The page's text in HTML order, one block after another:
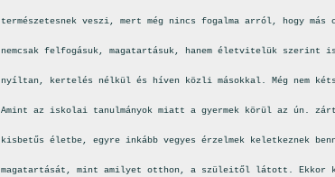
természetesnek veszi, mert még nincs fogalma arról, hogy
nemcsak felfogásuk, magatartásuk, hanem életvitelük szerint
nyíltan, kertelés nélkül és híven közli másokkal. Még nem
Amint az iskolai tanulmányok miatt a gyermek körül az ún.
kisbetűs életbe, egyre inkább vegyes érzelmek keletkeznek
magatartását, mint amilyet otthon, a szüleitől látott. Ekkor